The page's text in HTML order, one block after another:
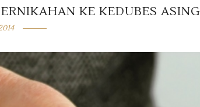
KE KEDUBES ASING